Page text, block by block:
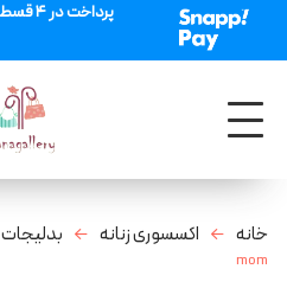
پرداخت در 4 قسط بدون 1 ریال سود و ضمانت
خانه اکسسوری زنانه بدلیجات
mom